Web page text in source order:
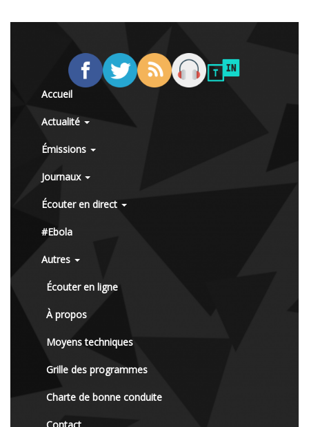
Accueil
Actualité
Émissions
Journaux
Écouter en direct
#Ebola
Autres
Écouter en ligne
À propos
Moyens techniques
Grille des programmes
Charte de bonne conduite